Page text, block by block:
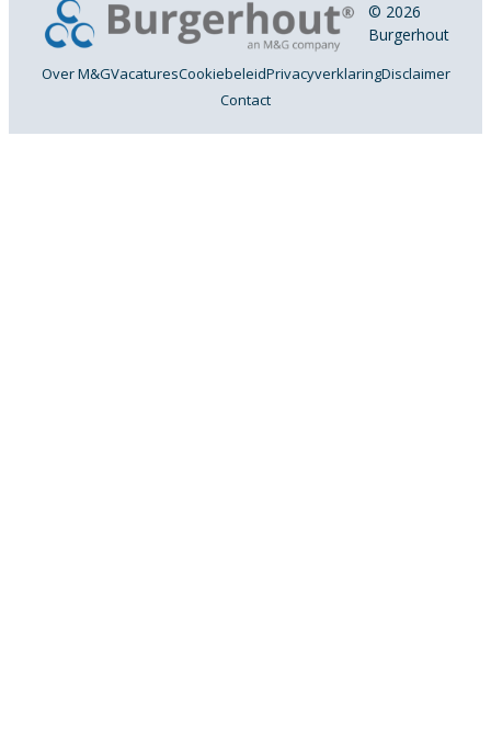
© 2026
Burgerhout
Over M&GVacaturesCookiebeleidPrivacyverklaringDisclaimer
Contact